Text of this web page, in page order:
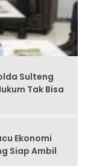
Sulteng
Tak Bisa
Ekonomi
Siap Ambil